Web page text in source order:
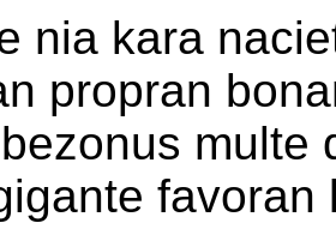
nia kara
propran
multe